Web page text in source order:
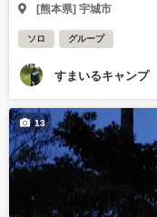
[熊本県] 宇城市
ソロ グループ
すまいるキャンプ
13